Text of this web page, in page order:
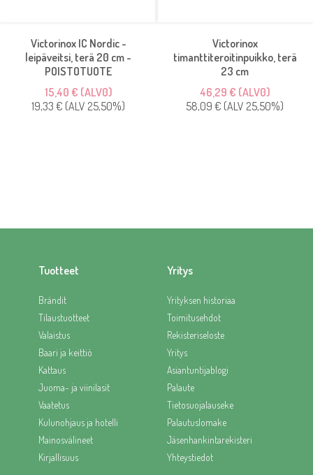
Victorinox IC Nordic -
leipäveitsi, terä 20 cm -
POISTOTUOTE
15,40 € (ALV0)
19,33 € (ALV 25,50%)
Victorinox
timanttiteroitinpuikko, terä
23 cm
46,29 € (ALV0)
58,09 € (ALV 25,50%)
Tuotteet
Brändit
Tilaustuotteet
Valaistus
Baari ja keittiö
Kattaus
Juoma- ja viinilasit
Vaatetus
Kulunohjaus ja hotelli
Mainosvälineet
Kirjallisuus
Yritys
Yrityksen historiaa
Toimitusehdot
Rekisteriseloste
Yritys
Asiantuntijablogi
Palaute
Tietosuojalauseke
Palautuslomake
Jäsenhankintarekisteri
Yhteystiedot